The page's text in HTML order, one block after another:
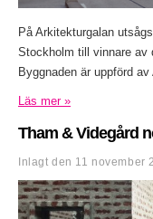
På Arkitekturgalan
Stockholm till vinnare av
Byggnaden är uppförd
Läs mer »
Tham & Videgård
Inlagt den 11 november